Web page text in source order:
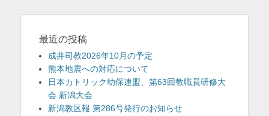
最近の投稿
成井司教2026年10月の予定
熊本地震への対応について
日本カトリック幼保連盟、第63回教職員研修大
会 新潟大会
新潟教区報 第286号発行のお知らせ